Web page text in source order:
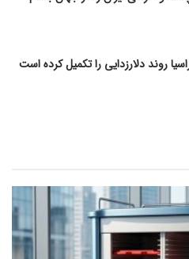
روند دلارزدایی را تکمیل کرده است